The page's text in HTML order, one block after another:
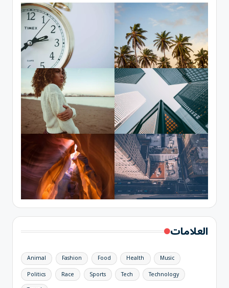
العلامات
Animal Fashion Food Health
Music
Politics
Race Sports Tech
Technology